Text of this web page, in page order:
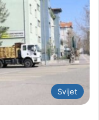
Svijet